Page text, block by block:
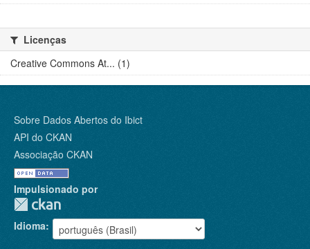
Licenças
Creative Commons At... (1)
Sobre Dados Abertos do Ibict
API do CKAN
Associação CKAN
Impulsionado por
Idioma